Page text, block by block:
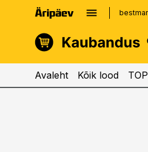
kinnisvarauudised.ee
logistikauudised.ee
Avaleht Kõik lood